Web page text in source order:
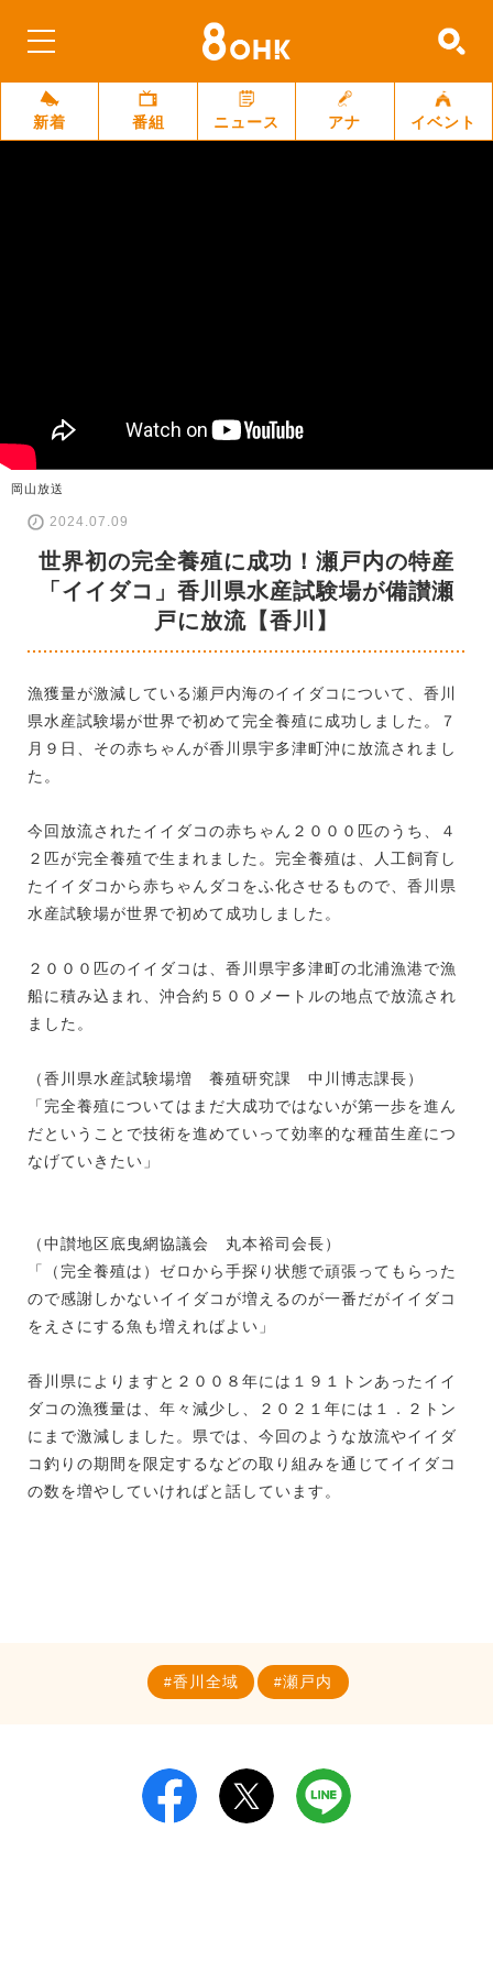
新着 番組 ニュース アナ イベント
岡山放送
2024.07.09
世界初の完全養殖に成功！瀬戸内の特産
「イイダコ」香川県水産試験場が備讃瀬
戸に放流【香川】
漁獲量が激減している瀬戸内海のイイダコについて、香川
県水産試験場が世界で初めて完全養殖に成功しました。７
月９日、その赤ちゃんが香川県宇多津町沖に放流されまし
た。
今回放流されたイイダコの赤ちゃん２０００匹のうち、４
２匹が完全養殖で生まれました。完全養殖は、人工飼育し
たイイダコから赤ちゃんダコをふ化させるもので、香川県
水産試験場が世界で初めて成功しました。
２０００匹のイイダコは、香川県宇多津町の北浦漁港で漁
船に積み込まれ、沖合約５００メートルの地点で放流され
ました。
（香川県水産試験場増 養殖研究課 中川博志課長）
「完全養殖についてはまだ大成功ではないが第一歩を進ん
だということで技術を進めていって効率的な種苗生産につ
なげていきたい」
（中讃地区底曳網協議会 丸本裕司会長）
「（完全養殖は）ゼロから手探り状態で頑張ってもらった
ので感謝しかないイイダコが増えるのが一番だがイイダコ
をえさにする魚も増えればよい」
香川県によりますと２００８年には１９１トンあったイイ
ダコの漁獲量は、年々減少し、２０２１年には１．２トン
にまで激減しました。県では、今回のような放流やイイダ
コ釣りの期間を限定するなどの取り組みを通じてイイダコ
の数を増やしていければと話しています。
香川全域 瀬戸内